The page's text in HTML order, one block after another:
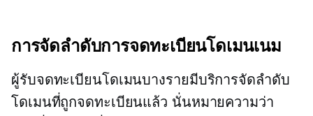
การจัดลำดับการจดทะเบียนโดเมนเนม
ผู้รับจดทะเบียนโดเมนบางรายมีบริการจัดลำดับ
โดเมนที่ถูกจดทะเบียนแล้ว นั่นหมายความว่า